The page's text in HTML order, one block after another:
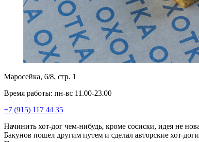
Маросейка, 6/8, стр. 1
Время работы: пн-вс 11.00-23.00
+7 (915) 117 44 35
Начинить хот-дог чем-нибудь, кроме сосиски, идея не
Бакунов пошел другим путем и сделал авторские хот-